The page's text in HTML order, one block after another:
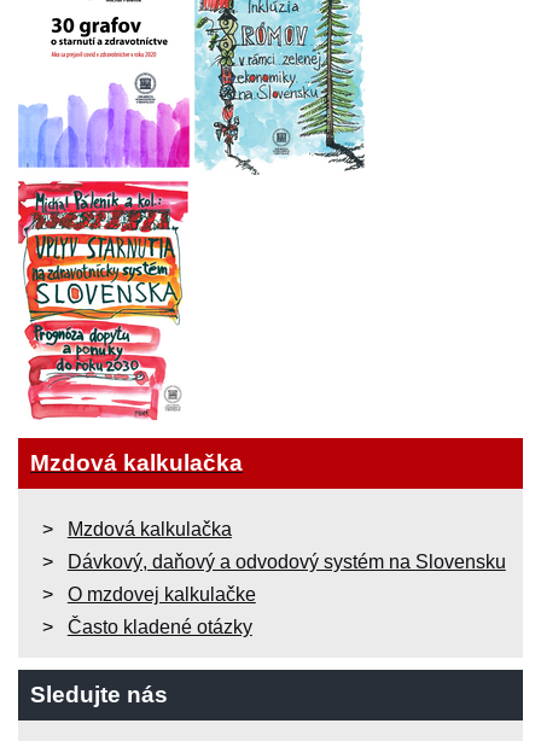
Mzdová kalkulačka
Mzdová kalkulačka
Dávkový, daňový a odvodový systém na Slovensku
O mzdovej kalkulačke
Často kladené otázky
Sledujte nás